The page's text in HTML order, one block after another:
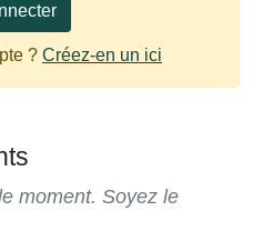
? Créez-en un ici
moment. Soyez le